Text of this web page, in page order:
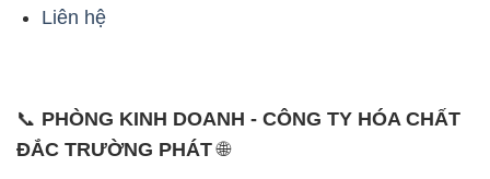
Liên hệ
📞 PHÒNG KINH DOANH - CÔNG TY HÓA CHẤT
ĐẮC TRƯỜNG PHÁT🌐